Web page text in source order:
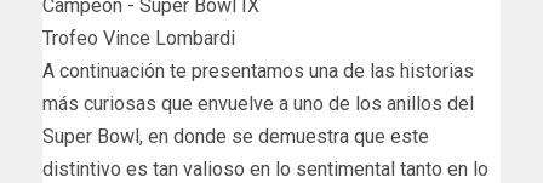
Trofeo Vince Lombardi
A continuación te presentamos una de las historias
más curiosas que envuelve a uno de los anillos del
Super Bowl, en donde se demuestra que este
distintivo es tan valioso en lo sentimental tanto en lo